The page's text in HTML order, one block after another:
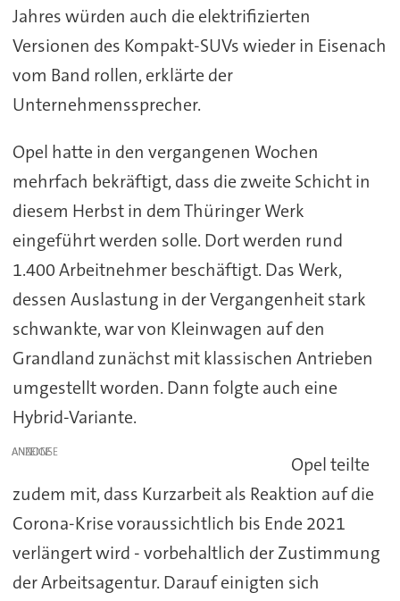
Jahres würden auch die elektrifizierten
Versionen des Kompakt-SUVs wieder in Eisenach
vom Band rollen, erklärte der
Unternehmenssprecher.
Opel hatte in den vergangenen Wochen
mehrfach bekräftigt, dass die zweite Schicht in
diesem Herbst in dem Thüringer Werk
eingeführt werden solle. Dort werden rund
1.400 Arbeitnehmer beschäftigt. Das Werk,
dessen Auslastung in der Vergangenheit stark
schwankte, war von Kleinwagen auf den
Grandland zunächst mit klassischen Antrieben
umgestellt worden. Dann folgte auch eine
Hybrid-Variante.
ANZEIGE
Opel teilte
zudem mit, dass Kurzarbeit als Reaktion auf die
Corona-Krise voraussichtlich bis Ende 2021
verlängert wird - vorbehaltlich der Zustimmung
der Arbeitsagentur. Darauf einigten sich